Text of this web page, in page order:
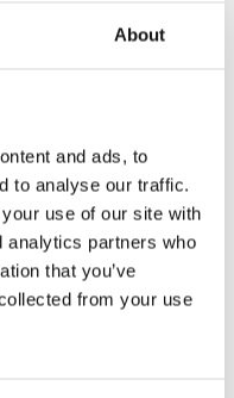
About
and ads, to
to analyse our traffic.
use of our site with
analytics partners who
that you’ve
from your use
353-15-1 Tillverkare